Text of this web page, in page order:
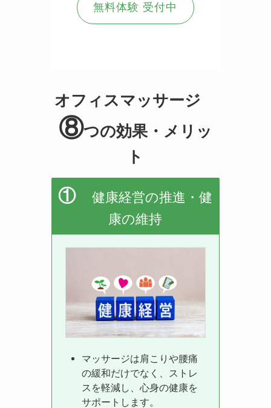
無料体験 受付中
オフィスマッサージ
⑧つの効果・メリッ
ト
①
健康経営の推進・健
康の維持
マッサージは肩こりや腰痛
の緩和だけでなく、ストレ
スを軽減し、心身の健康を
サポートします。